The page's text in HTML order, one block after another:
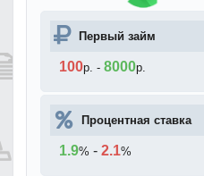
Первый займ
100р. - 8000р.
Процентная ставка
1.9% - 2.1%